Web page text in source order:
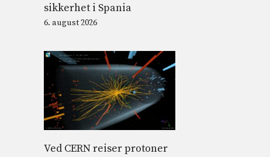
sikkerhet i Spania
6. august 2026
Ved CERN reiser protoner